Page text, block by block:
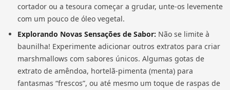
cortador ou a tesoura começar a grudar, unte-os levemente
com um pouco de óleo vegetal.
Explorando Novas Sensações de Sabor: Não se limite à
baunilha! Experimente adicionar outros extratos para criar
marshmallows com sabores únicos. Algumas gotas de
extrato de amêndoa, hortelã-pimenta (menta) para
fantasmas “frescos”, ou até mesmo um toque de raspas de